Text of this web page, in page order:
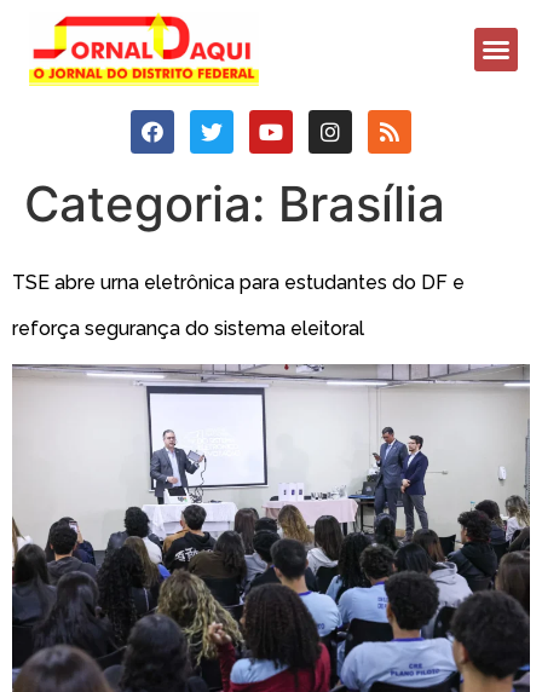
Categoria: Brasília
TSE abre urna eletrônica para estudantes do DF e
reforça segurança do sistema eleitoral